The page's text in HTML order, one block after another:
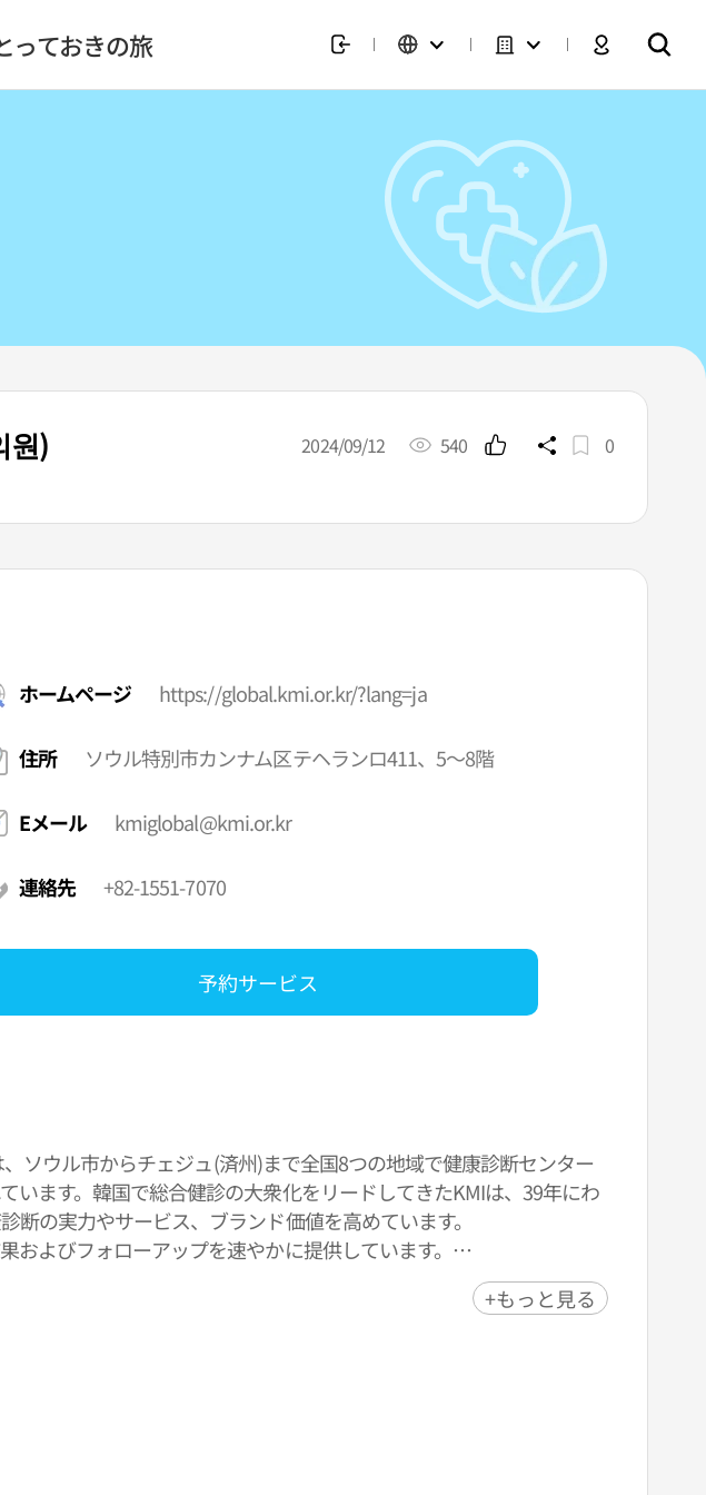
っておきの旅
원) 2024/09/12 540 0
ホームページ https://global.kmi.or.kr/?lang=ja
住所 ソウル特別市カンナム区テヘランロ411、5～8階
Eメール kmiglobal@kmi.or.kr
連絡先 +82-1551-7070
予約サービス
ソウル市からチェジュ(済州)まで全国8つの地域で健康診断センター
います。韓国で総合健診の大衆化をリードしてきたKMIは、39年にわ
の実力やサービス、ブランド価値を高めています。
よびフォローアップを速やかに提供しています。
せることで「生涯を通じた健康管理のパートナー」であり、「K-健康
+もっと見る